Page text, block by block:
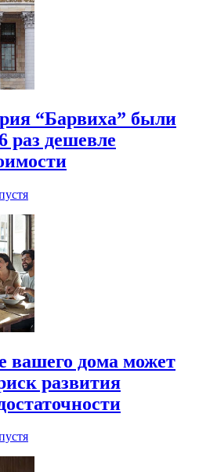
“Барвиха” были
раз дешевле
вашего дома может
развития